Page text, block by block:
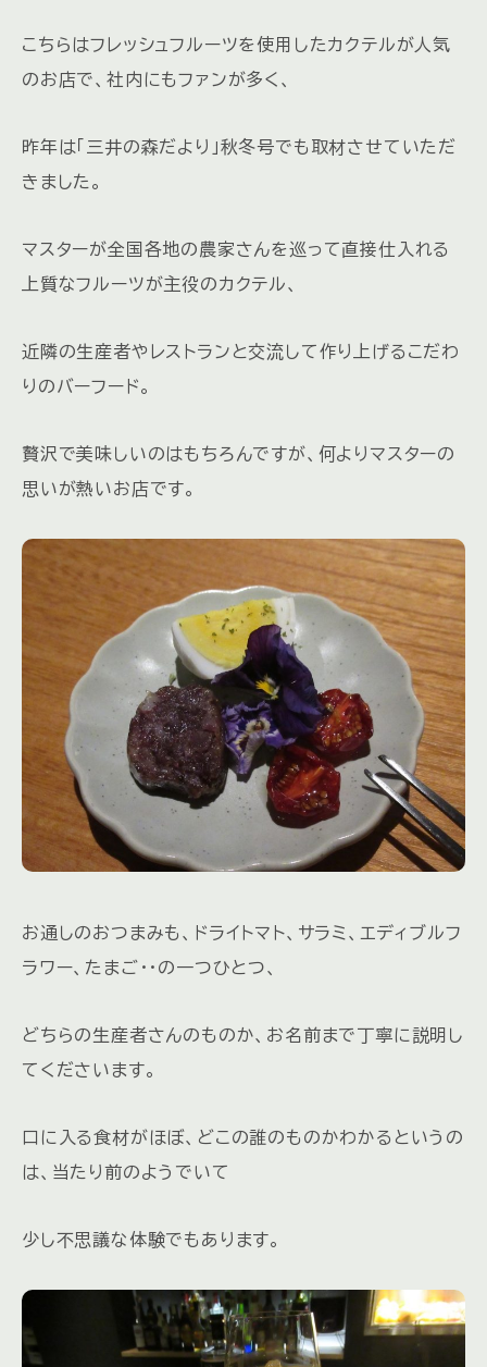
こちらはフレッシュフルーツを使用したカクテルが人気
のお店で、社内にもファンが多く、
昨年は「三井の森だより」秋冬号でも取材させていただ
きました。
マスターが全国各地の農家さんを巡って直接仕入れる
上質なフルーツが主役のカクテル、
近隣の生産者やレストランと交流して作り上げるこだわ
りのバーフード。
贅沢で美味しいのはもちろんですが、何よりマスターの
思いが熱いお店です。
お通しのおつまみも、ドライトマト、サラミ、エディブルフ
ラワー、たまご・・の一つひとつ、
どちらの生産者さんのものか、お名前まで丁寧に説明し
てくださいます。
口に入る食材がほぼ、どこの誰のものかわかるというの
は、当たり前のようでいて
少し不思議な体験でもあります。